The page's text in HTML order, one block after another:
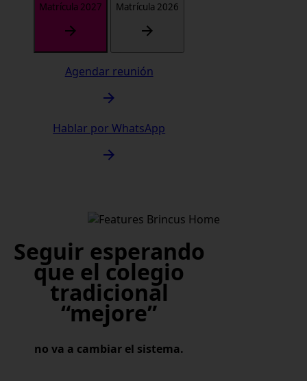
Matrícula 2027 Matrícula 2026
Agendar reunión
Hablar por WhatsApp
Seguir esperando
que el colegio
tradicional
“mejore”
no va a cambiar el sistema.